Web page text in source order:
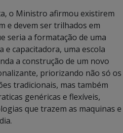
o Ministro afirmou existirem
e devem ser trilhados em
seria a formatação de uma
e capacitadora, uma escola
a construção de um novo
priorizando não só os
tradicionais, mas também
genéricas e flexíveis,
que trazem as maquinas e